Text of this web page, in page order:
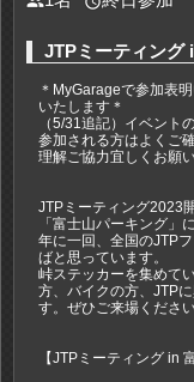
JTPミーティング
＊MyGarageで参加表
いたします＊
（5/31追記）イベント
参加される方はよくご
理解ご協力宜しくお願
JTPミーティング2023
「富士山パーキング」
年に一回、全国のJTP
ばと思っています。
峠ステッカーを集めて
方、バイクの方、JTP
す。ぜひご来場くださ
【JTPミーティング in